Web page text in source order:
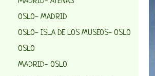
OSLO- MADRID
OSLO- ISLA DE LOS MUSEOS- OSLO
OSLO
MADRID- OSLO